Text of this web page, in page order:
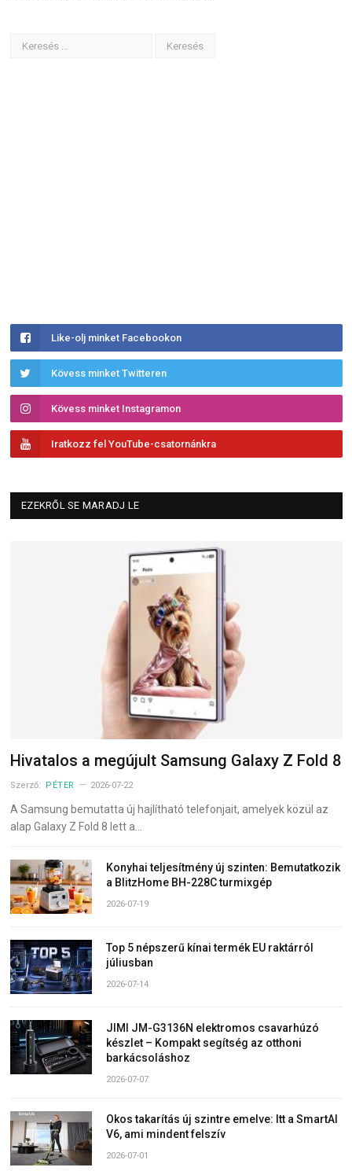
Like-olj minket Facebookon
Kövess minket Twitteren
Kövess minket Instagramon
Iratkozz fel YouTube-csatornánkra
EZEKRŐL SE MARADJ LE
Hivatalos a megújult Samsung Galaxy Z Fold 8
Szerző: PÉTER 2026-07-22
A Samsung bemutatta új hajlítható telefonjait, amelyek közül az
alap Galaxy Z Fold 8 lett a…
Konyhai teljesítmény új szinten: Bemutatkozik
a BlitzHome BH-228C turmixgép
2026-07-19
Top 5 népszerű kínai termék EU raktárról
júliusban
2026-07-14
JIMI JM-G3136N elektromos csavarhúzó
készlet – Kompakt segítség az otthoni
barkácsoláshoz
2026-07-07
Okos takarítás új szintre emelve: Itt a SmartAI
V6, ami mindent felszív
2026-07-01